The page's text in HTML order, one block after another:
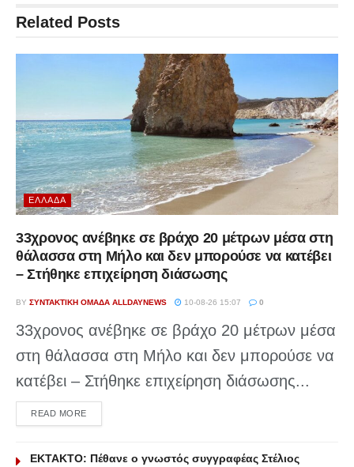
Related Posts
ΕΛΛΆΔΑ
33χρονος ανέβηκε σε βράχο 20 μέτρων μέσα στη
θάλασσα στη Μήλο και δεν μπορούσε να κατέβει
– Στήθηκε επιχείρηση διάσωσης
BY ΣΥΝΤΑΚΤΙΚΉ ΟΜΆΔΑ ALLDAYNEWS 10-08-26 15:07 0
33χρονος ανέβηκε σε βράχο 20 μέτρων μέσα
στη θάλασσα στη Μήλο και δεν μπορούσε να
κατέβει – Στήθηκε επιχείρηση διάσωσης...
READ MOREDETAILS
ΕΚΤΑΚΤΟ: Πέθανε ο γνωστός συγγραφέας Στέλιος